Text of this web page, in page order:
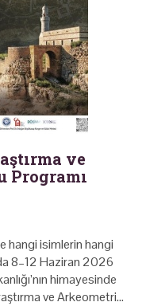
ve
Programı
hangi isimlerin hangi
8–12 Haziran 2026
himayesinde
ve Arkeometri…